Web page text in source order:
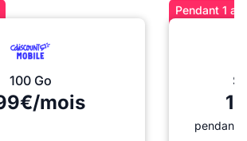
100 Go
mois
Pendant 1
pendant